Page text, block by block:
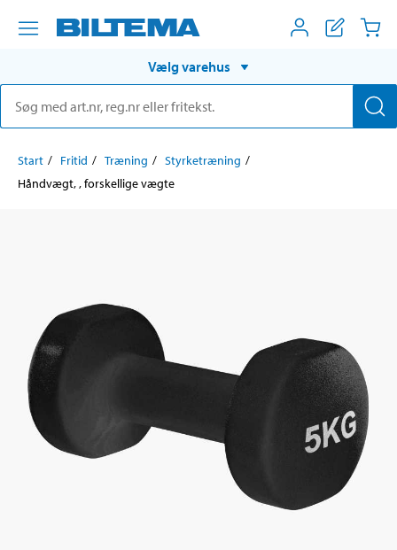
Vælg varehus
Start Fritid Træning
Styrketræning
Håndvægt, , forskellige vægte